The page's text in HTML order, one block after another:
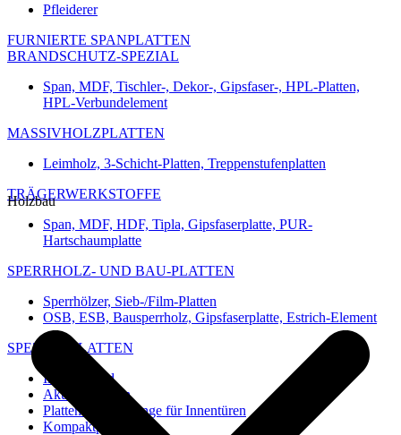
Pfleiderer
FURNIERTE SPANPLATTEN
BRANDSCHUTZ-SPEZIAL
Span, MDF, Tischler-, Dekor-, Gipsfaser-, HPL-Platten,
HPL-Verbundelement
MASSIVHOLZPLATTEN
Leimholz, 3-Schicht-Platten, Treppenstufenplatten
TRÄGERWERKSTOFFE
Span, MDF, HDF, Tipla, Gipsfaserplatte, PUR-
Hartschaumplatte
SPERRHOLZ- UND BAU-PLATTEN
Sperrhölzer, Sieb-/Film-Platten
OSB, ESB, Bausperrholz, Gipsfaserplatte, Estrich-Element
SPEZIAL-PLATTEN
Imi-Verbund
Akustik-Platten
Platten und Rohlinge für Innentüren
Kompaktplatten
Holzbau